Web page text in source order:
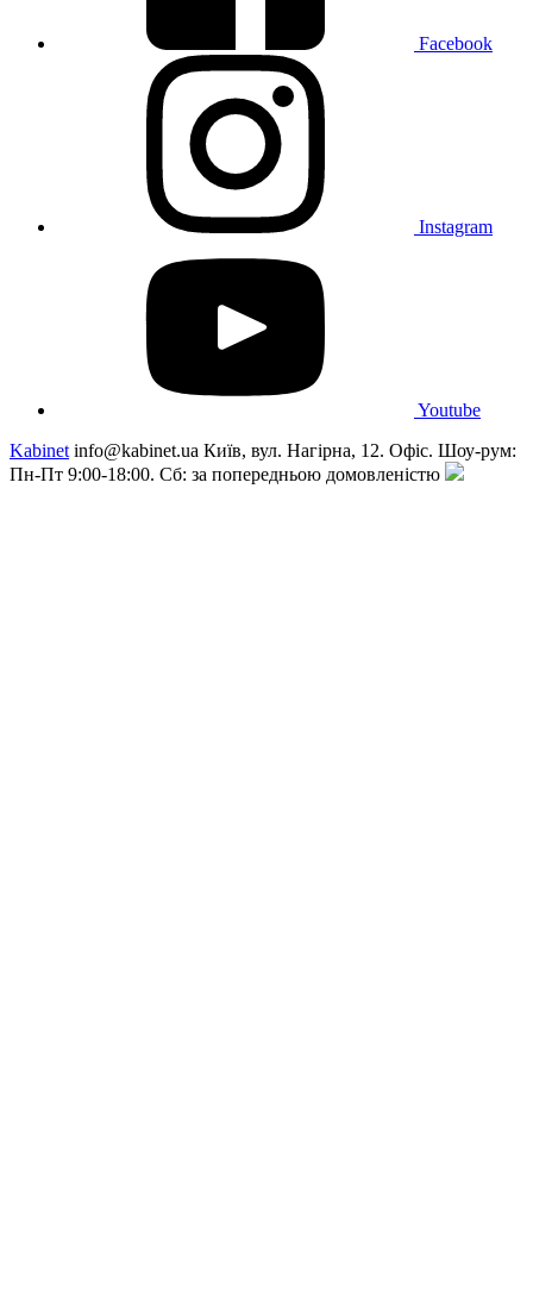
Facebook
Instagram
Youtube
Kabinet info@kabinet.ua Київ, вул. Нагірна, 12. Офіс. Шоу-рум:
Пн-Пт 9:00-18:00. Сб: за попередньою домовленістю